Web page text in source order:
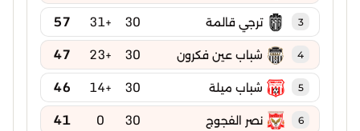
3 ترجي قالمة 30
+31
57
4 شباب عين فكرون 30
+23
47
5 شباب ميلة 30
+14
46
6 نصر الفجوج 30
0
41